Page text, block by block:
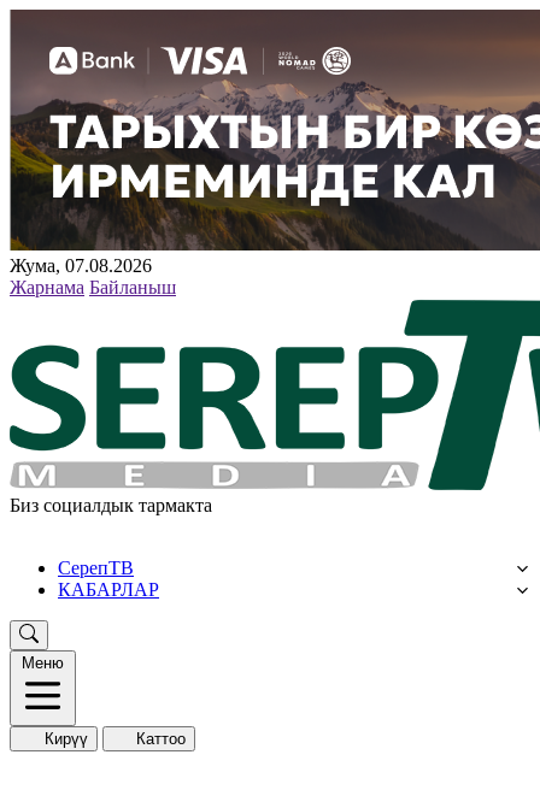
Жума, 07.08.2026
Жарнама Байланыш
Биз социалдык тармакта
СерепТВ
КАБАРЛАР
Меню
Кирүү Каттоо